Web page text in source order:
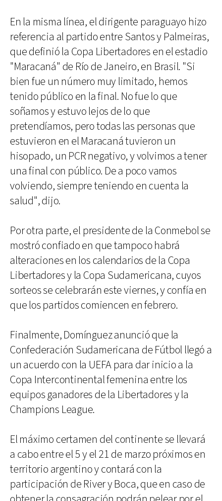
En la misma línea, el dirigente paraguayo hizo
referencia al partido entre Santos y Palmeiras,
que definió la Copa Libertadores en el estadio
"Maracaná" de Río de Janeiro, en Brasil. "Si
bien fue un número muy limitado, hemos
tenido público en la final. No fue lo que
soñamos y estuvo lejos de lo que
pretendíamos, pero todas las personas que
estuvieron en el Maracaná tuvieron un
hisopado, un PCR negativo, y volvimos a tener
una final con público. De a poco vamos
volviendo, siempre teniendo en cuenta la
salud", dijo.
Por otra parte, el presidente de la Conmebol se
mostró confiado en que tampoco habrá
alteraciones en los calendarios de la Copa
Libertadores y la Copa Sudamericana, cuyos
sorteos se celebrarán este viernes, y confía en
que los partidos comiencen en febrero.
Finalmente, Domínguez anunció que la
Confederación Sudamericana de Fútbol llegó a
un acuerdo con la UEFA para dar inicio a la
Copa Intercontinental femenina entre los
equipos ganadores de la Libertadores y la
Champions League.
El máximo certamen del continente se llevará
a cabo entre el 5 y el 21 de marzo próximos en
territorio argentino y contará con la
participación de River y Boca, que en caso de